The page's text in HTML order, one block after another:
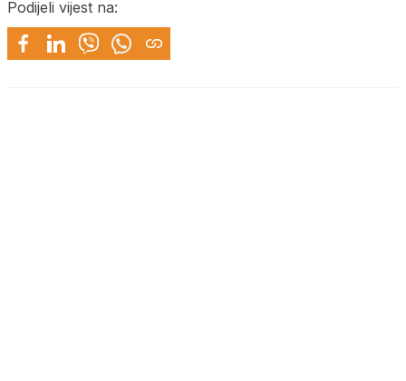
Podijeli vijest na: